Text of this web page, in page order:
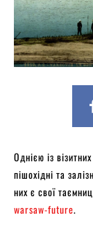
Однією із
пішохідні та
них є свої
warsaw-future.